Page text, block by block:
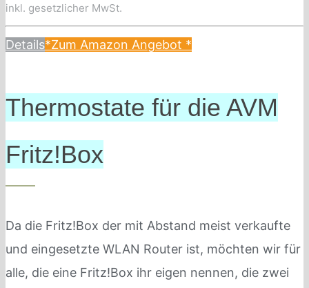
inkl. gesetzlicher MwSt.
Details*Zum Amazon Angebot *
Thermostate für die AVM
Fritz!Box
Da die Fritz!Box der mit Abstand meist verkaufte
und eingesetzte WLAN Router ist, möchten wir für
alle, die eine Fritz!Box ihr eigen nennen, die zwei